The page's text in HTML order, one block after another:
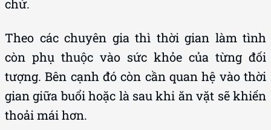
chứ.
Theo các chuyên gia thì thời gian làm tình
còn phụ thuộc vào sức khỏe của từng đối
tượng. Bên cạnh đó còn cần quan hệ vào thời
gian giữa buổi hoặc là sau khi ăn vặt sẽ khiến
thoải mái hơn.